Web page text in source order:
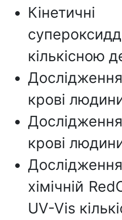
кількісною
крові
Дослідження
крові
хімічній
UV-Vis